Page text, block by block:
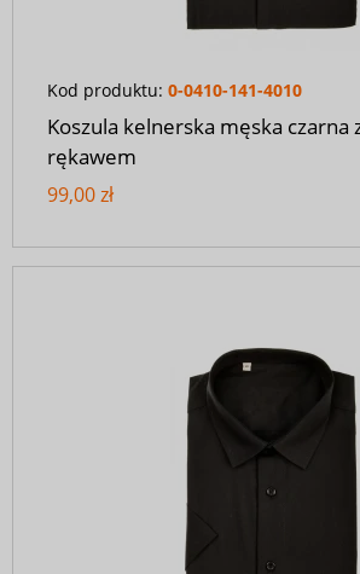
Kod produktu: 0-0410-141-4010
Koszula kelnerska męska czarna
rękawem
99,00 zł